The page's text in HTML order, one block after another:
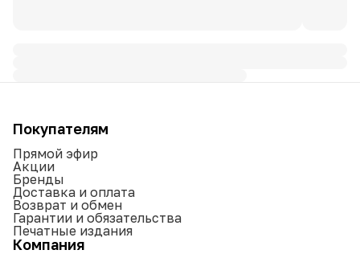
Покупателям
Прямой эфир
Акции
Бренды
Доставка и оплата
Возврат и обмен
Гарантии и обязательства
Печатные издания
Компания